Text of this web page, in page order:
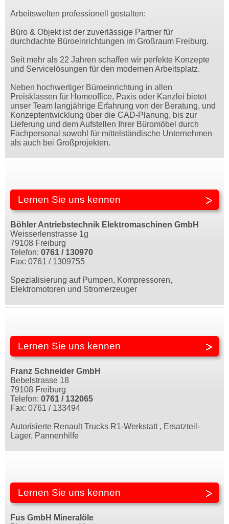
Arbeitswelten professionell gestalten:
Büro & Objekt ist der zuverlässige Partner für
durchdachte Büroeinrichtungen im Großraum Freiburg.
Seit mehr als 22 Jahren schaffen wir perfekte Konzepte
und Servicelösungen für den modernen Arbeitsplatz.
Neben hochwertiger Büroeinrichtung in allen
Preisklassen für Homeoffice, Paxis oder Kanzlei bietet
unser Team langjährige Erfahrung von der Beratung, und
Konzeptentwicklung über die CAD-Planung, bis zur
Lieferung und dem Aufstellen Ihrer Büromöbel durch
Fachpersonal sowohl für mittelständische Unternehmen
als auch bei Großprojekten.
Lernen Sie uns kennen
Böhler Antriebstechnik Elektromaschinen GmbH
Weisserlenstrasse 1g
79108 Freiburg
Telefon: 0761 / 130970
Fax: 0761 / 1309755
Spezialisierung auf Pumpen, Kompressoren,
Elektromotoren und Stromerzeuger
Lernen Sie uns kennen
Franz Schneider GmbH
Bebelstrasse 18
79108 Freiburg
Telefon: 0761 / 132065
Fax: 0761 / 133494
Autorisierte Renault Trucks R1-Werkstatt , Ersatzteil-
Lager, Pannenhilfe
Lernen Sie uns kennen
Fus GmbH Mineralöle